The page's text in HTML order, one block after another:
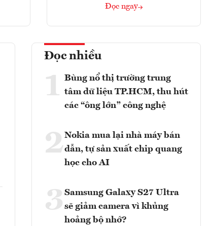
Đọc ngay
Đọc nhiều
1 Bùng nổ thị trường trung
tâm dữ liệu TP.HCM, thu hút
các “ông lớn” công nghệ
2Nokia mua lại nhà máy bán
dẫn, tự sản xuất chip quang
học cho AI
3 Samsung Galaxy S27 Ultra
sẽ giảm camera vì khủng
hoảng bộ nhớ?